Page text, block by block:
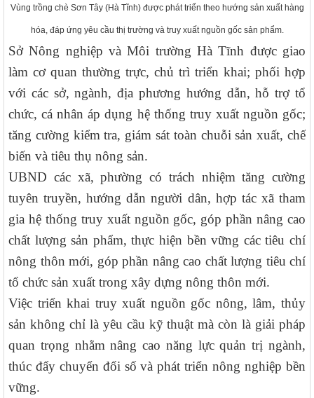
Vùng trồng chè Sơn Tây (Hà Tĩnh) được phát triển theo hướng sản xuất hàng
hóa, đáp ứng yêu cầu thị trường và truy xuất nguồn gốc sản phẩm.
Sở Nông nghiệp và Môi trường Hà Tĩnh được giao
làm cơ quan thường trực, chủ trì triển khai; phối hợp
với các sở, ngành, địa phương hướng dẫn, hỗ trợ tổ
chức, cá nhân áp dụng hệ thống truy xuất nguồn gốc;
tăng cường kiểm tra, giám sát toàn chuỗi sản xuất, chế
biến và tiêu thụ nông sản.
UBND các xã, phường có trách nhiệm tăng cường
tuyên truyền, hướng dẫn người dân, hợp tác xã tham
gia hệ thống truy xuất nguồn gốc, góp phần nâng cao
chất lượng sản phẩm, thực hiện bền vững các tiêu chí
nông thôn mới, góp phần nâng cao chất lượng tiêu chí
tổ chức sản xuất trong xây dựng nông thôn mới.
Việc triển khai truy xuất nguồn gốc nông, lâm, thủy
sản không chỉ là yêu cầu kỹ thuật mà còn là giải pháp
quan trọng nhằm nâng cao năng lực quản trị ngành,
thúc đẩy chuyển đổi số và phát triển nông nghiệp bền
vững.